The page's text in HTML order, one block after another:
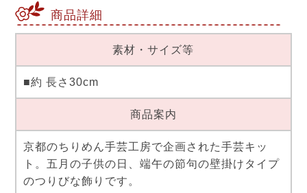
商品詳細
素材・サイズ等
■約 長さ30cm
商品案内
京都のちりめん手芸工房で企画された手芸キッ
ト。五月の子供の日、端午の節句の壁掛けタイプ
のつりびな飾りです。